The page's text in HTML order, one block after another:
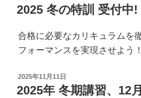
稿
2025 冬の特訓 受付中!
合格に必要なカリキュラムを
フォーマンスを実現させよう！
投
稿
2025年11月11日
2025年 冬期講習、12